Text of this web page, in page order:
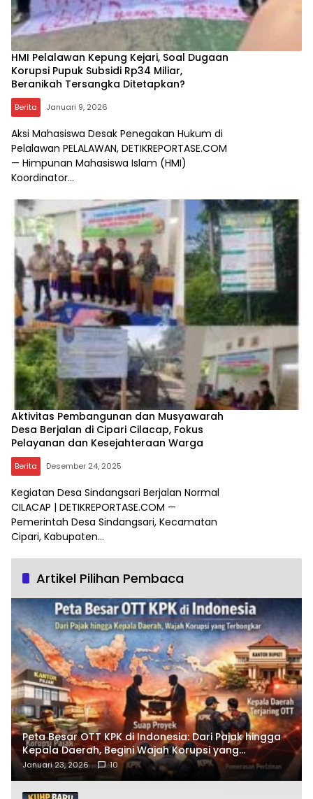
HMI Pelalawan Kepung Kejari, Soal Dugaan
Korupsi Pupuk Subsidi Rp34 Miliar,
Beranikah Tersangka Ditetapkan?
Berita Januari 9, 2026
Aksi Mahasiswa Desak Penegakan Hukum di
Pelalawan PELALAWAN, DETIKREPORTASE.COM
— Himpunan Mahasiswa Islam (HMI)
Koordinator…
Aktivitas Pembangunan dan Musyawarah
Desa Berjalan di Cipari Cilacap, Fokus
Pelayanan dan Kesejahteraan Warga
Berita Desember 24, 2025
Kegiatan Desa Sindangsari Berjalan Normal
CILACAP | DETIKREPORTASE.COM —
Pemerintah Desa Sindangsari, Kecamatan
Cipari, Kabupaten…
Artikel Pilihan Pembaca
Peta Besar OTT KPK di Indonesia: Dari Pajak hingga
Kepala Daerah, Begini Wajah Korupsi yang
Terbongkar
Januari 23, 2026 10